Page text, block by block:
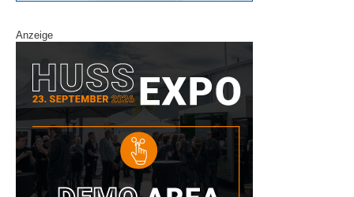
Anzeige